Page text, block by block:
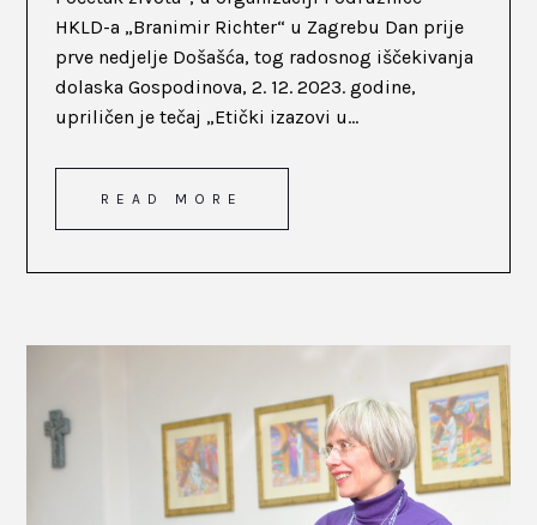
HKLD-a „Branimir Richter“ u Zagrebu Dan prije
prve nedjelje Došašća, tog radosnog iščekivanja
dolaska Gospodinova, 2. 12. 2023. godine,
upriličen je tečaj „Etički izazovi u...
READ MORE